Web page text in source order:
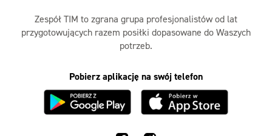
Zespół TIM to zgrana grupa profesjonalistów od lat
przygotowujących razem posiłki dopasowane do Waszych
potrzeb.
Pobierz aplikację na swój telefon